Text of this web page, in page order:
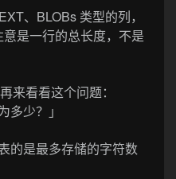
、BLOBs 类型的列，
是一行的总长度，不是
来看看这个问题：
多少？」
的是最多存储的字符数